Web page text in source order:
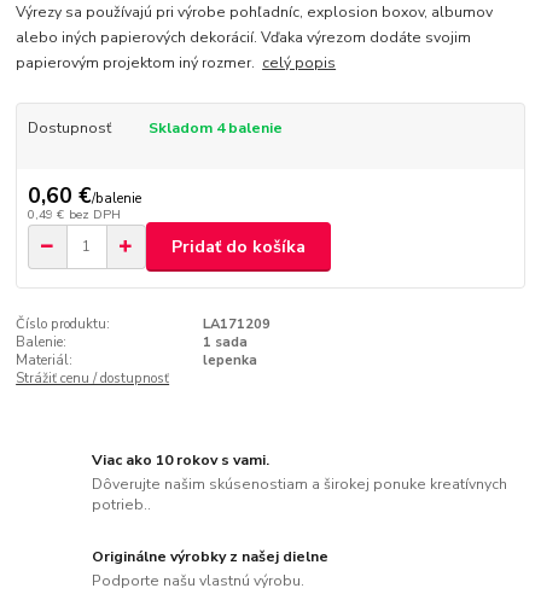
Výrezy sa používajú pri výrobe pohľadníc, explosion boxov, albumov
alebo iných papierových dekorácií. Vďaka výrezom dodáte svojim
papierovým projektom iný rozmer. celý popis
Dostupnosť Skladom 4 balenie
0,60 €/balenie
0,49 € bez DPH
Pridať do košíka
Číslo produktu:
LA171209
Balenie:
1 sada
Materiál:
lepenka
Strážiť cenu / dostupnosť
Viac ako 10 rokov s vami.
Dôverujte našim skúsenostiam a širokej ponuke kreatívnych
potrieb..
Originálne výrobky z našej dielne
Podporte našu vlastnú výrobu.